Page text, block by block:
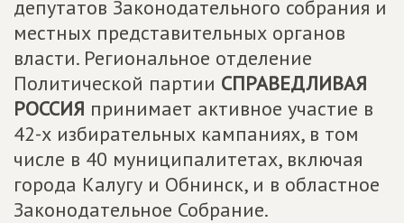
депутатов Законодательного собрания и
местных представительных органов
власти. Региональное отделение
Политической партии СПРАВЕДЛИВАЯ
РОССИЯ принимает активное участие в
42-х избирательных кампаниях, в том
числе в 40 муниципалитетах, включая
города Калугу и Обнинск, и в областное
Законодательное Собрание.